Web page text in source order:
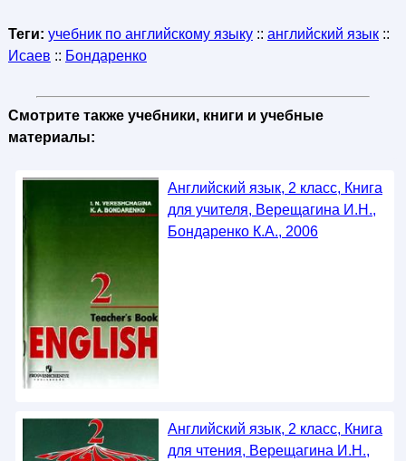
Теги: учебник по английскому языку:: английский язык::
Исаев :: Бондаренко
Смотрите также учебники, книги и учебные
материалы:
Английский язык, 2 класс, Книга
для учителя, Верещагина И.Н.,
Бондаренко К.А., 2006
Английский язык, 2 класс, Книга
для чтения, Верещагина И.Н.,